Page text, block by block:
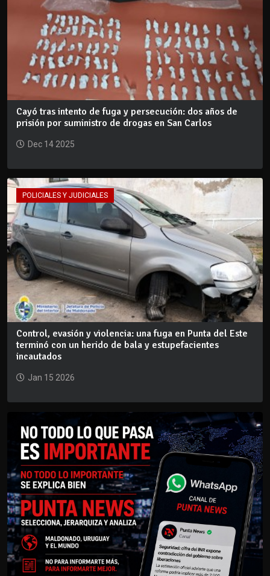
Cayó tras intento de fuga y persecución: dos años de
prisión por suministro de drogas en San Carlos
Dec 14 2025
POLICIALES Y JUDICIALES
Control, evasión y violencia: una fuga en Punta del Este
terminó con un herido de bala y estupefacientes
incautados
Jan 15 2026